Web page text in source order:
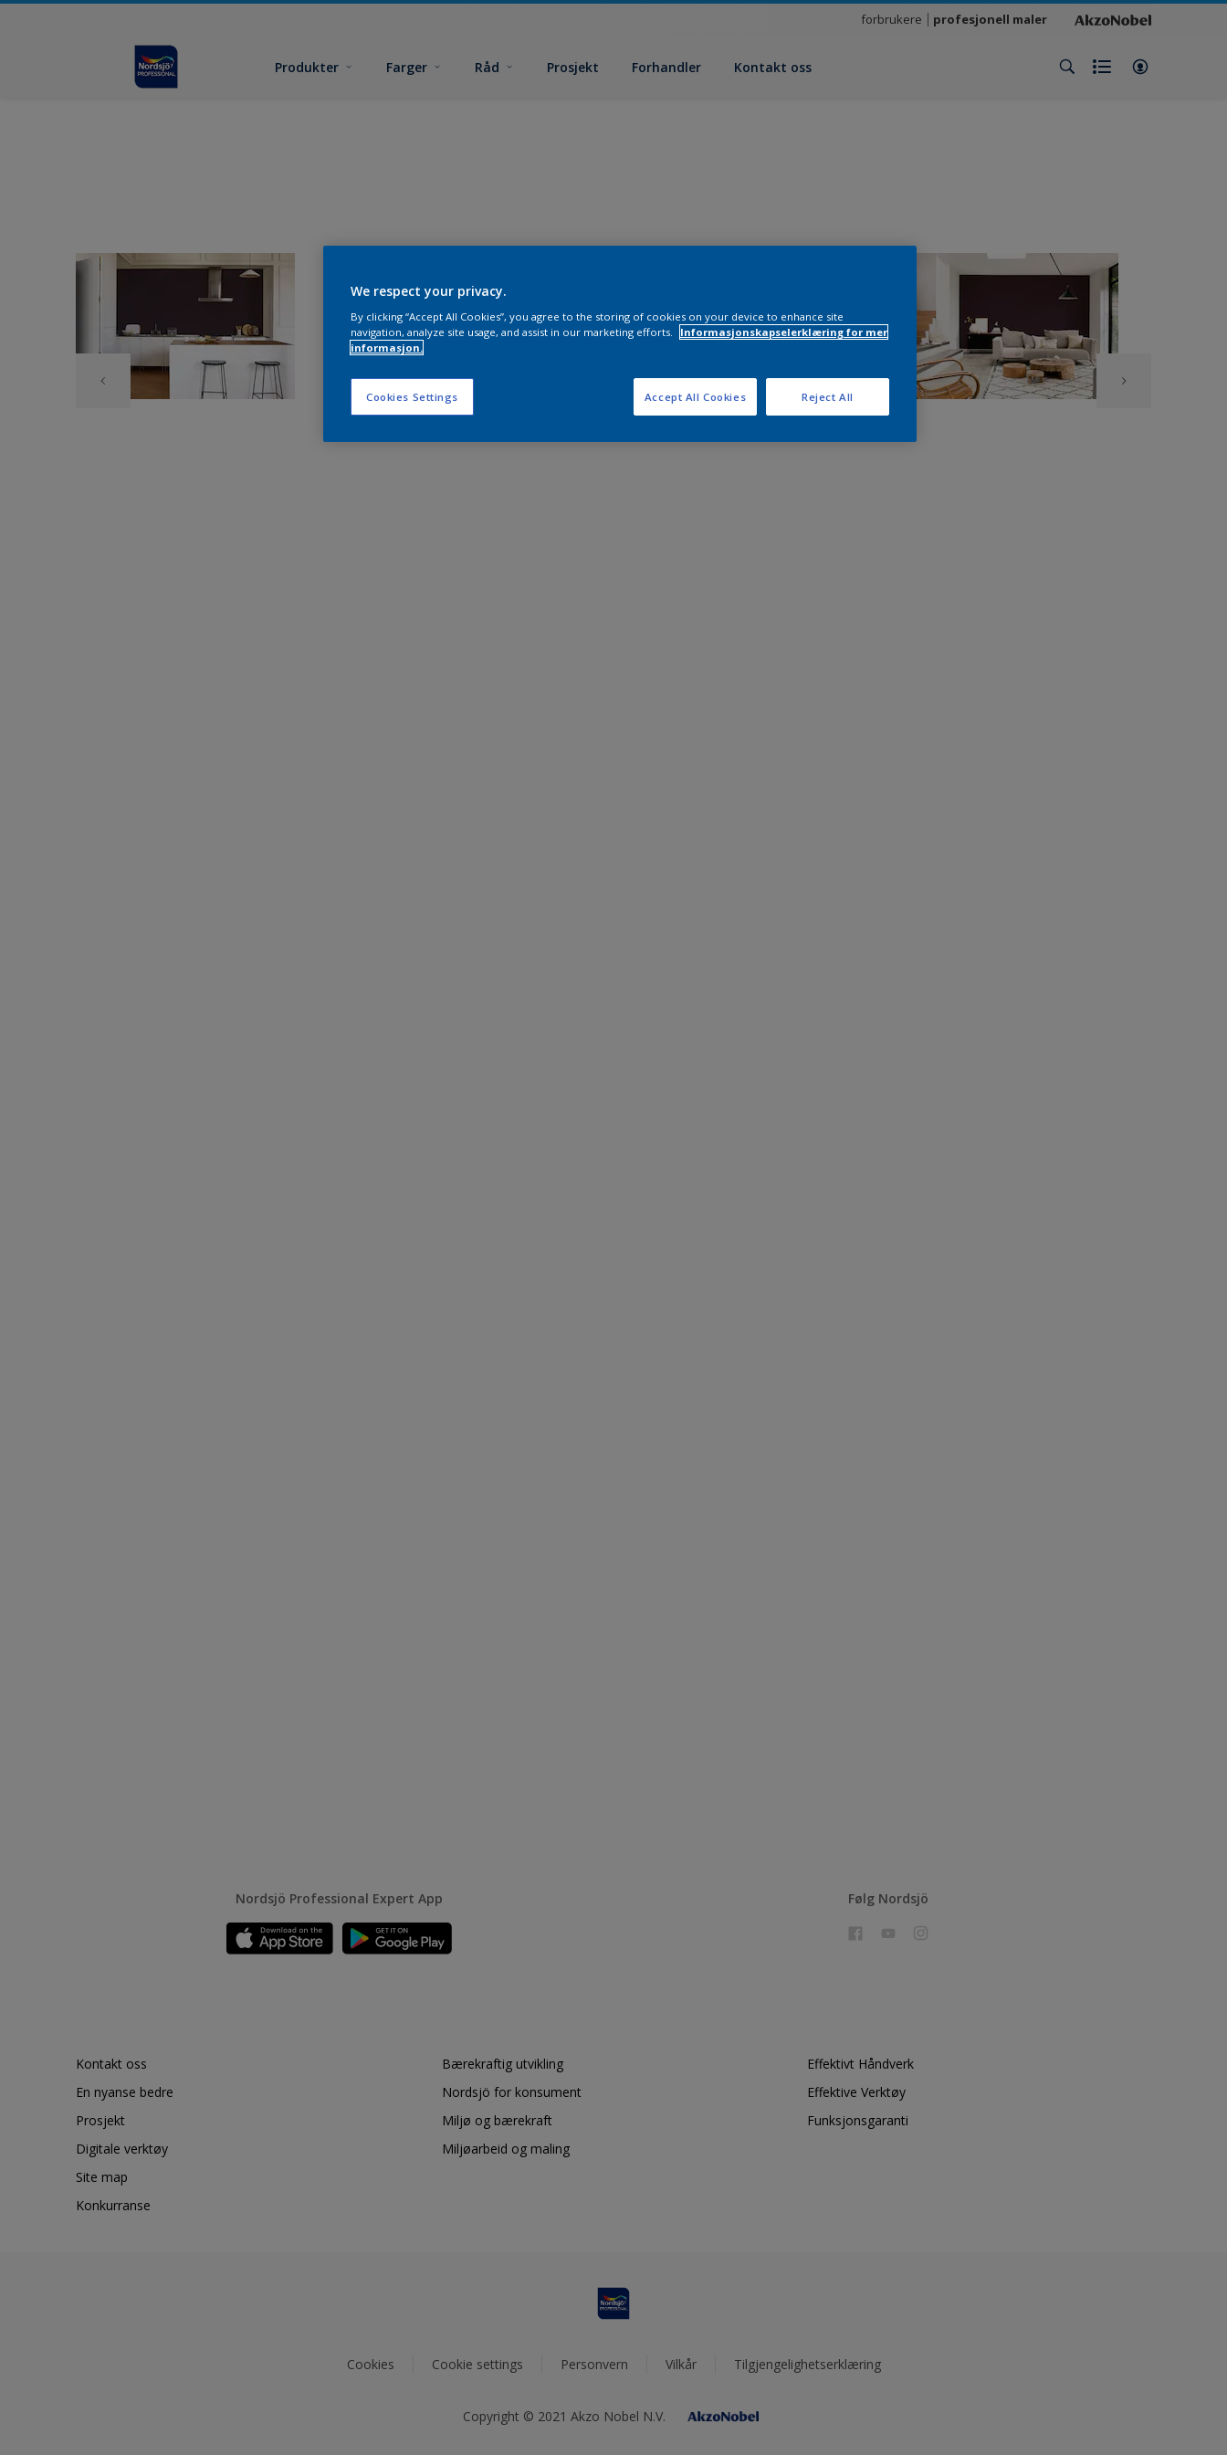
forbrukere profesjonell maler
Produkter Farger Råd Prosjekt Forhandler Kontakt oss
Nordsjö Professional Expert App Følg Nordsjö
Kontakt oss
En nyanse bedre
Prosjekt
Digitale verktøy
Site map
Konkurranse
Bærekraftig utvikling
Nordsjö for konsument
Miljø og bærekraft
Miljøarbeid og maling
Effektivt Håndverk
Effektive Verktøy
Funksjonsgaranti
Cookies Cookie settings Personvern Vilkår Tilgjengelighetserklæring
Copyright © 2021 Akzo Nobel N.V.
We respect your privacy.
By clicking “Accept All Cookies”, you agree to the storing of cookies on your device to enhance site
navigation, analyze site usage, and assist in our marketing efforts.
Informasjonskapselerklæring for mer
informasjon.
Cookies Settings Reject All
Accept All Cookies